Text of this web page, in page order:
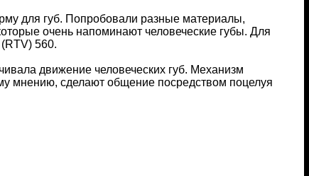
для губ. Попробовали разные материалы,
очень напоминают человеческие губы. Для
560.
движение человеческих губ. Механизм
мнению, сделают общение посредством поцелуя